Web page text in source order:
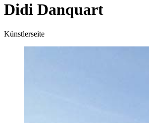
Didi Danquart
Künstlerseite